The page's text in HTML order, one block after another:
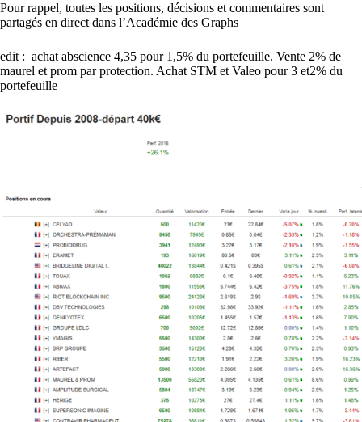
Pour rappel, toutes les positions, décisions et commentaires sont
partagés en direct dans l’Académie des Graphs
edit : achat abscience 4,35 pour 1,5% du portefeuille. Vente 2% de
maurel et prom par protection. Achat STM et Valeo pour 3 et2% du
portefeuille